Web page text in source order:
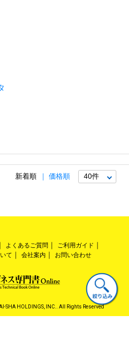
新着順 価格順
よくあるご質問
ご利用ガイド
て
会社案内 お問い合わせ
SHA HOLDINGS, INC.. All Rights Reserved